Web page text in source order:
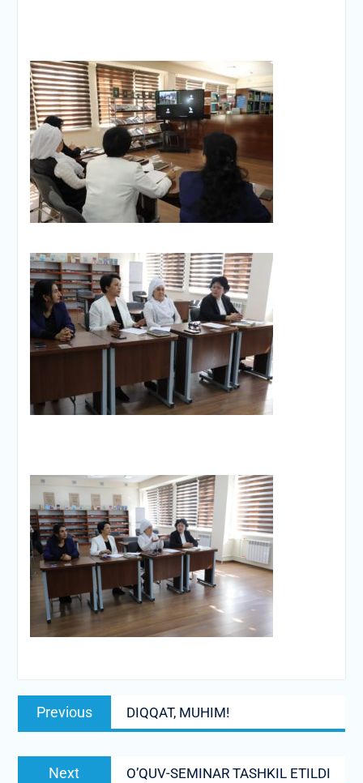
Post
menyusi
Previous
post:
DIQQAT, MUHIM!
Next
Next
O’QUV-SEMINAR TASHKIL ETILDI